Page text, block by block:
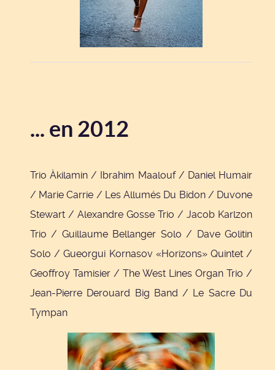
... en 2012
Trio Àkilamin / Ibrahim Maalouf / Daniel Humair
/ Marie Carrie / Les Allumés Du Bidon / Duvone
Stewart / Alexandre Gosse Trio / Jacob Karlzon
Trio / Guillaume Bellanger Solo / Dave Golitin
Solo / Gueorgui Kornasov «Horizons» Quintet /
Geoffroy Tamisier / The West Lines Organ Trio /
Jean-Pierre Derouard Big Band / Le Sacre Du
Tympan